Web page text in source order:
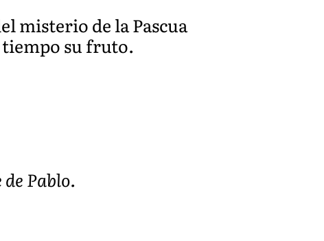
misterio de la Pascua
su fruto.
Pablo.